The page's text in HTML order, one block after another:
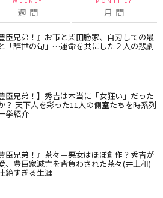
週 間 月 間
豊臣兄弟！』お市と柴田勝家、自刃しての最
「辞世の句」…運命を共にした２人の悲劇
豊臣兄弟！】秀吉は本当に「女狂い」だった
？ 天下人を彩った11人の側室たちを時系列
挙紹介
豊臣兄弟！』茶々＝悪女はほぼ創作？秀吉が
、豊臣家滅亡を背負わされた茶々(井上和)
絶すぎる生涯